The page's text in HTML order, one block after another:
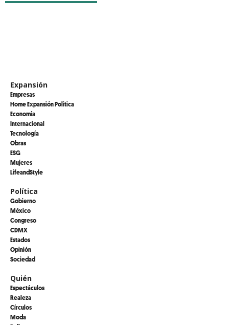
Expansión
Empresas
Home Expansión Politica
Economía
Internacional
Tecnología
Obras
ESG
Mujeres
LifeandStyle
Política
Gobierno
México
Congreso
CDMX
Estados
Opinión
Sociedad
Quién
Espectáculos
Realeza
Círculos
Moda